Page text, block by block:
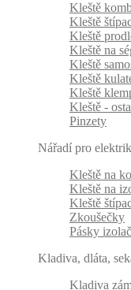
Kleště
Kleště
Kleště
Kleště na
Kleště
Kleště
Kleště
Kleště -
Pinzety
Nářadí pro
Kleště na
Kleště na
Kleště
Zkoušečky
Pásky
Kladiva, dláta,
Kladiva